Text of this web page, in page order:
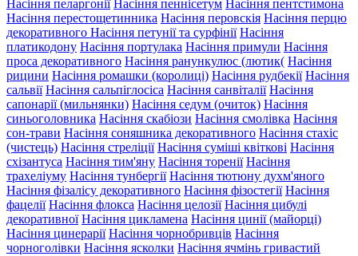
Насіння пеларгонії Насіння пеннісетум Насіння пентстимона
Насіння перестощетинника Насіння перовскія Насіння перцю
декоративного Насіння петунії та сурфінії Насіння
платикодону Насіння портулака Насіння примули Насіння
проса декоративного Насіння ранункулюс (лютик( Насіння
рицини Насіння ромашки (королиці) Насіння рудбекії Насіння
сальвії Насіння сальпіглосіса Насіння санвіталії Насіння
сапонарії (мильнянки) Насіння седум (очиток) Насіння
синьоголовника Насіння скабіози Насіння смолівка Насіння
сон-трави Насіння соняшника декоративного Насіння стахіс
(чистець) Насіння стреліції Насіння суміші квіткові Насіння
схізантуса Насіння тим'яну Насіння торенії Насіння
трахеліуму Насіння тунбергії Насіння тютюну духм'яного
Насіння фізалісу декоративного Насіння фізостегії Насіння
фацелії Насіння флокса Насіння целозії Насіння цибулі
декоративної Насіння цикламена Насіння цинії (майорці)
Насіння цинерарії Насіння чорнобривців Насіння
чорноголівки Насіння ясколки Насіння ячмінь гривастий